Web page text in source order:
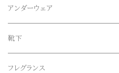
CANDY DESIGN&WORKS(CDW)
collonil(コロニル)
CountyComm(カウンティーコム)
ショート
シューズ
シューズ
サンダル
メガネ、サングラス
ベルト
腕時計
リング
ブレスレット、バングル
ネックレス
アンダーウェア
靴下
フレグランス